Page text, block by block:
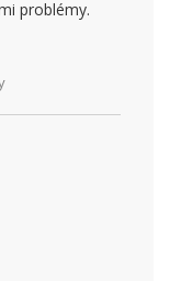
problémy.